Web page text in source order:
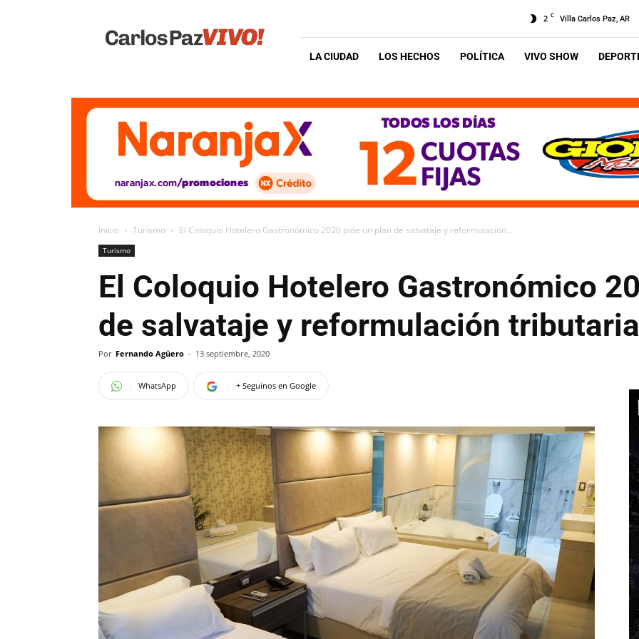
Vivo
2 C Villa Carlos Paz, AR
LA CIUDAD LOS HECHOS POLÍTICA VIVO SHOW
Inicio Turismo El Coloquio Hotelero Gastronómico 2020 pide un plan de salvataje y reformulación...
Turismo
El Coloquio Hotelero Gastronómico
de salvataje y reformulación tributaria
Por Fernando Agüero - 13 septiembre, 2020
WhatsApp + Seguinos en Google